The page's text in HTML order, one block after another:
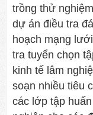
trồng thử
dự án điều tra
hoạch mạng
tra tuyển chọn
kinh tế lâm
soạn nhiều tiêu
các lớp tập